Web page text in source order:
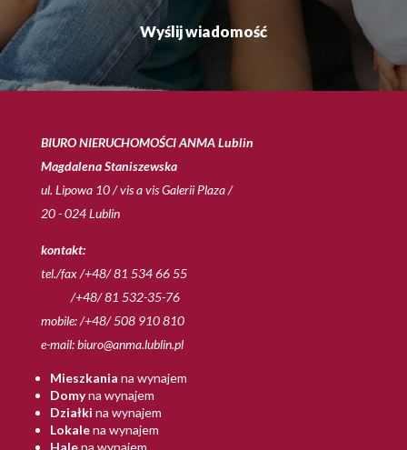
BIURO NIERUCHOMOŚCI ANMA Lublin
Magdalena Staniszewska
ul. Lipowa 10 / vis a vis Galerii Plaza /
20 - 024 Lublin
kontakt:
tel./fax /+48/ 81 534 66 55
/+48/ 81 532-35-76
mobile: /+48/ 508 910 810
e-mail:biuro@anma.lublin.pl
Mieszkania na wynajem
Domyna wynajem
Działki na wynajem
Lokalena wynajem
Halena wynajem